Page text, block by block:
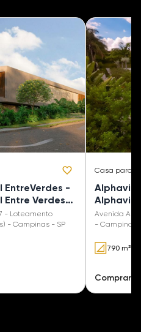
EntreVerdes -
Verdes
- Loteamento
- Campinas - SP
Casa para
Avenida
- Campinas
790 m²
Comprar: